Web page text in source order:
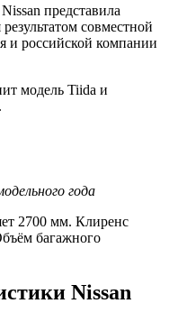
представила
совместной
и российской компании
модель Tiida и
года
2700 мм. Клиренс
багажного
Nissan